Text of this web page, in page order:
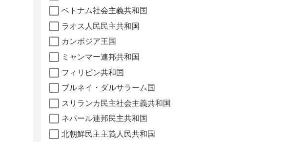
ベトナム社会主義共和国
ラオス人民民主共和国
カンボジア王国
ミャンマー連邦共和国
フィリピン共和国
ブルネイ・ダルサラーム国
スリランカ民主社会主義共和国
ネパール連邦民主共和国
北朝鮮民主主義人民共和国